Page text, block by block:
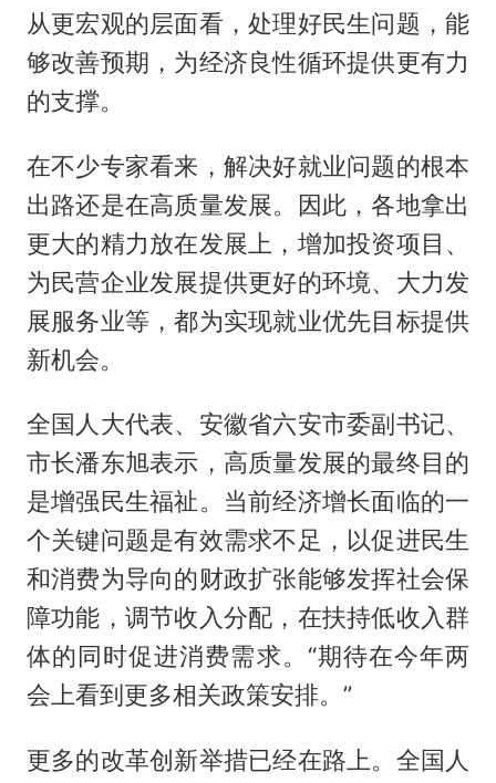
从更宏观的层面看，处理好民生问题，能
够改善预期，为经济良性循环提供更有力
的支撑。
在不少专家看来，解决好就业问题的根本
出路还是在高质量发展。因此，各地拿出
更大的精力放在发展上，增加投资项目、
为民营企业发展提供更好的环境、大力发
展服务业等，都为实现就业优先目标提供
新机会。
全国人大代表、安徽省六安市委副书记、
市长潘东旭表示，高质量发展的最终目的
是增强民生福祉。当前经济增长面临的一
个关键问题是有效需求不足，以促进民生
和消费为导向的财政扩张能够发挥社会保
障功能，调节收入分配，在扶持低收入群
体的同时促进消费需求。“期待在今年两
会上看到更多相关政策安排。”
更多的改革创新举措已经在路上。全国人